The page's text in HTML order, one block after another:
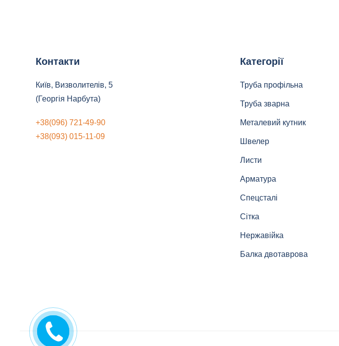
Контакти
Київ, Визволителів, 5
(Георгія Нарбута)
+38(096) 721-49-90
+38(093) 015-11-09
Категорії
Труба профільна
Труба зварна
Металевий кутник
Швелер
Листи
Арматура
Спецсталі
Сітка
Нержавійка
Балка двотаврова
ПЕРЕДЗВОНІТЬ
МЕНІ